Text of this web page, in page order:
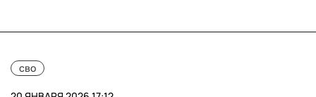
сво